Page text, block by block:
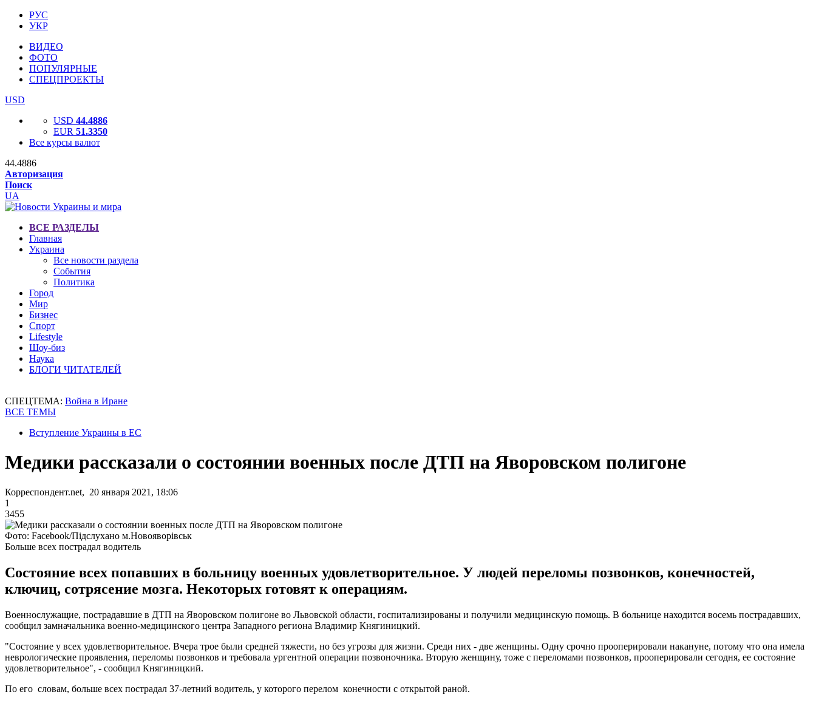
РУС
УКР
ВИДЕО
ФОТО
ПОПУЛЯРНЫЕ
СПЕЦПРОЕКТЫ
USD
USD 44.4886
EUR 51.3350
Все курсы валют
44.4886
Авторизация
Поиск
UA
ВСЕ РАЗДЕЛЫ
Главная
Украина
Все новости раздела
События
Политика
Город
Мир
Бизнес
Спорт
Lifestyle
Шоу-биз
Наука
БЛОГИ ЧИТАТЕЛЕЙ
СПЕЦТЕМА: Война в Иране
ВСЕ ТЕМЫ
Вступление Украины в ЕС
Медики рассказали о состоянии военных после ДТП на Яворовском полигоне
Корреспондент.net, 20 января 2021, 18:06
1
3455
Фото: Facebook/Підслухано м.Новояворівськ
Больше всех пострадал водитель
Состояние всех попавших в больницу военных удовлетворительное. У людей переломы позвонков, конечностей,
ключиц, сотрясение мозга. Некоторых готовят к операциям.
Военнослужащие, пострадавшие в ДТП на Яворовском полигоне во Львовской области, госпитализированы и получили медицинскую помощь. В больнице находится восемь пострадавших,
сообщил замначальника военно-медицинского центра Западного региона Владимир Княгиницкий.
"Состояние у всех удовлетворительное. Вчера трое были средней тяжести, но без угрозы для жизни. Среди них - две женщины. Одну срочно прооперировали накануне, потому что она имела
неврологические проявления, переломы позвонков и требовала ургентной операции позвоночника. Вторую женщину, тоже с переломами позвонков, прооперировали сегодня, ее состояние
удовлетворительное", - сообщил Княгиницкий.
По его словам, больше всех пострадал 37-летний водитель, у которого перелом конечности с открытой раной.